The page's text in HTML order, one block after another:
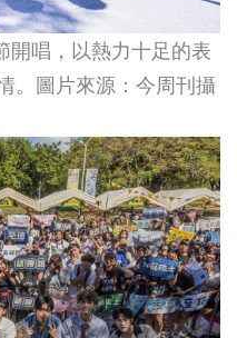
開唱，以熱力十足的表
。圖片來源：今周刊攝